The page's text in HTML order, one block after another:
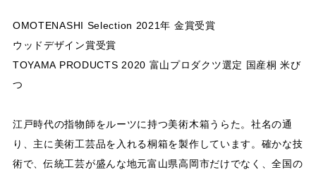
OMOTENASHI Selection 2021年 金賞受賞
ウッドデザイン賞受賞
TOYAMA PRODUCTS 2020 富山プロダクツ選定 国産桐 米び
つ
江戸時代の指物師をルーツに持つ美術木箱うらた。社名の通
り、主に美術工芸品を入れる桐箱を製作しています。確かな技
術で、伝統工芸が盛んな地元富山県高岡市だけでなく、全国の